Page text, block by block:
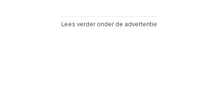
Lees verder onder de advertentie